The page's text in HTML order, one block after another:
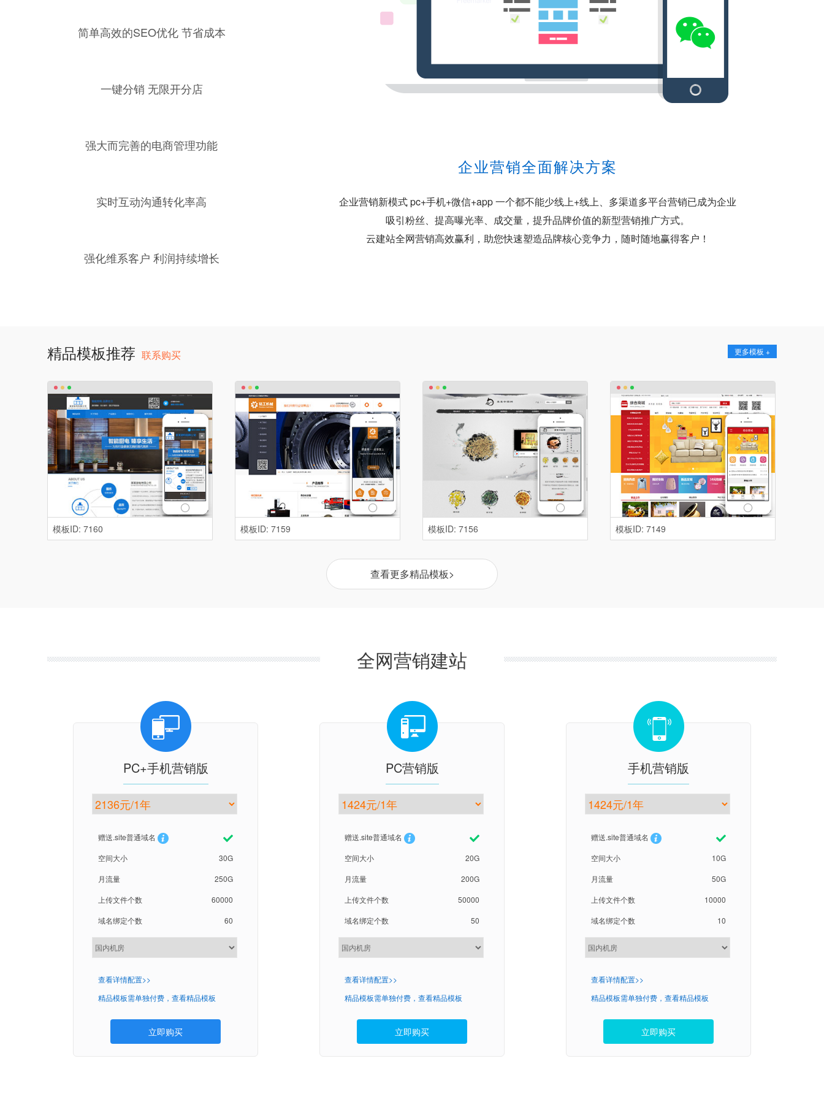
简单高效的SEO优化 节省成本
一键分销 无限开分店
强大而完善的电商管理功能
实时互动沟通转化率高
强化维系客户 利润持续增长
企业营销全面解决方案
企业营销新模式 pc+手机+微信+app 一个都不能少线上+线上、多渠道多平台营销已成为企业
吸引粉丝、提高曝光率、成交量，提升品牌价值的新型营销推广方式。
云建站全网营销高效赢利，助您快速塑造品牌核心竞争力，随时随地赢得客户！
更多模板 +
精品模板推荐 联系购买
模板ID: 7160 模板ID: 7159 模板ID: 7156 模板ID: 7149
查看更多精品模板>
全网营销建站
PC+手机营销版
赠送.site普通域名
30G
空间大小
250G
月流量
60000
上传文件个数
60
域名绑定个数
查看详情配置>>
精品模板需单独付费，查看精品模板
立即购买
PC营销版
赠送.site普通域名
20G
空间大小
200G
月流量
50000
上传文件个数
50
域名绑定个数
查看详情配置>>
精品模板需单独付费，查看精品模板
立即购买
手机营销版
赠送.site普通域名
10G
空间大小
50G
月流量
10000
上传文件个数
10
域名绑定个数
查看详情配置>>
精品模板需单独付费，查看精品模板
立即购买